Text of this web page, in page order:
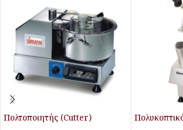
Πολτοποιητής (Cutter)